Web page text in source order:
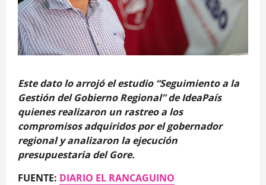
Este dato lo arrojó el estudio “Seguimiento a la
Gestión del Gobierno Regional” de IdeaPaís
quienes realizaron un rastreo a los
compromisos adquiridos por el gobernador
regional y analizaron la ejecución
presupuestaria del Gore.
FUENTE: DIARIO EL RANCAGUINO